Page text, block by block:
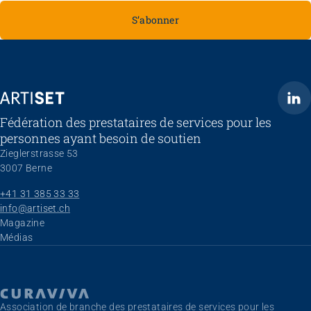
S’abonner
ARTISET
Fédération des prestataires de services pour les
personnes ayant besoin de soutien
Zieglerstrasse 53
3007 Berne
+41 31 385 33 33
info@artiset.ch
Aller au contenu
Magazine
Médias
Association de branche des prestataires de services pour les